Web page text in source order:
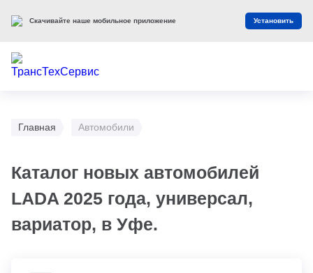
Главная Автомобили
Каталог новых автомобилей
LADA 2025 года, универсал,
вариатор, в Уфе.
Скачивайте наше мобильное приложение Установить